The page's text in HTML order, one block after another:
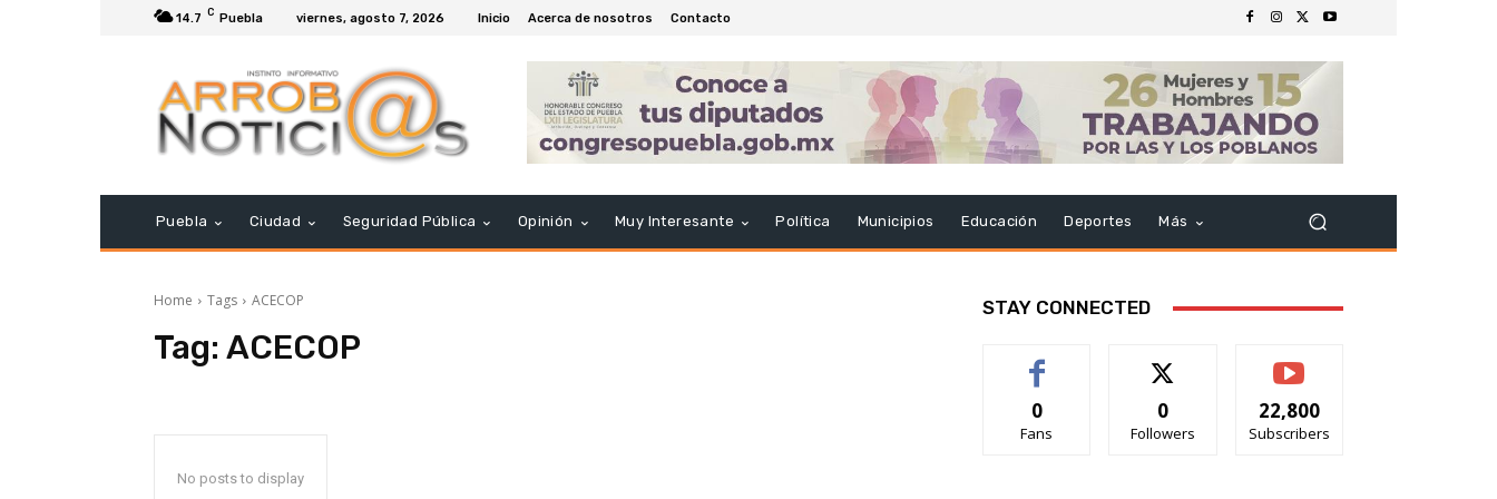
14.7 C Puebla viernes, agosto 7, 2026 Inicio Acerca de nosotros Contacto
Puebla Ciudad Seguridad Pública Opinión Muy Interesante Política Municipios Educación Deportes Más
Home Tags ACECOP
Tag: ACECOP
No posts to display
STAY CONNECTED
0
Fans
0
Followers
22,800
Subscribers